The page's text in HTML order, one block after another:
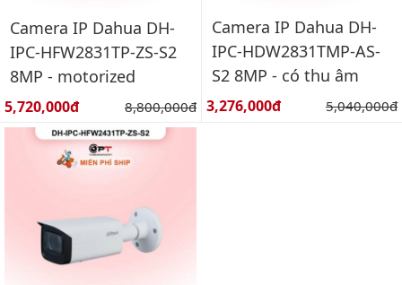
Camera IP Dahua DH-
IPC-HFW2831TP-ZS-S2
8MP - motorized
Giá bán:
5,720,000đ Giá gốc:
8,800,000đ
Camera IP Dahua DH-
IPC-HDW2831TMP-AS-
S2 8MP - có thu âm
Giá bán:
3,276,000đ Giá gốc:
5,040,000đ